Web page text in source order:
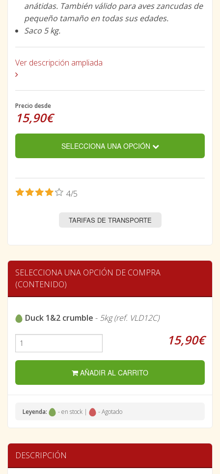
anátidas. También válido para aves zancudas de
pequeño tamaño en todas sus edades.
Saco 5 kg.
Ver descripción ampliada
Precio desde
15,90€
SELECCIONA UNA OPCIÓN
4/5
TARIFAS DE TRANSPORTE
SELECCIONA UNA OPCIÓN DE COMPRA
(CONTENIDO)
Duck 1&2 crumble - 5kg (ref. VLD12C)
15,90€
AÑADIR AL CARRITO
Leyenda: - en stock | - Agotado
DESCRIPCIÓN